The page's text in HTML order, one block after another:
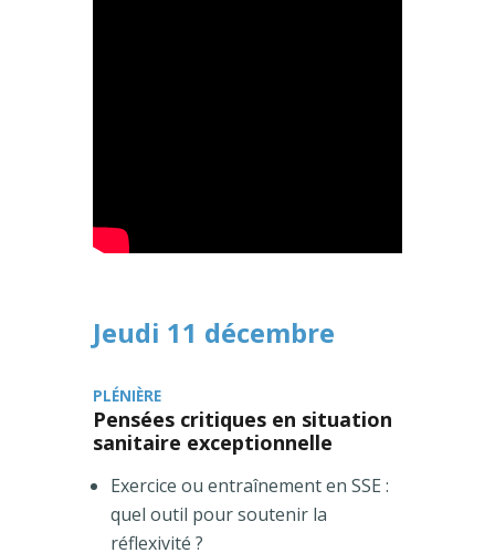
Jeudi 11 décembre
PLÉNIÈRE
Pensées critiques en situation
sanitaire exceptionnelle
Exercice ou entraînement en SSE :
quel outil pour soutenir la
réflexivité ?